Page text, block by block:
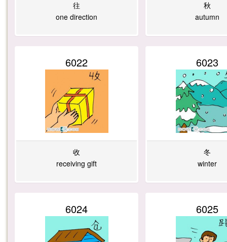
往
one direction
秋
autumn
6022
收
receiving gift
6023
冬
winter
6024 6025